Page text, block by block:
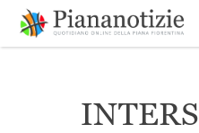
contenuto
SEARCH